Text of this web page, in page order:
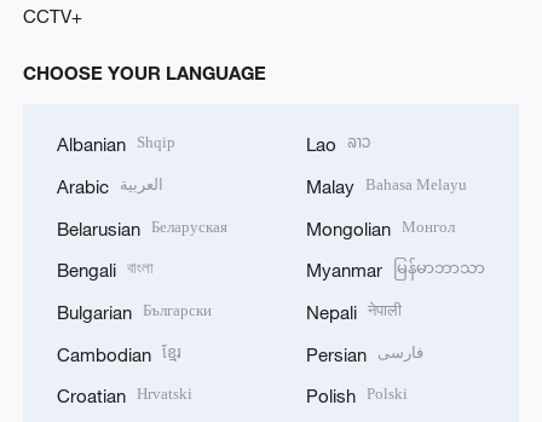
CCTV+
CHOOSE YOUR LANGUAGE
Albanian Shqip
Arabic العربية
Belarusian Беларуская
Bengali বাংলা
Bulgarian Български
Cambodian ខ្មែរ
Croatian Hrvatski
Lao ລາວ
Malay Bahasa Melayu
Mongolian Монгол
Myanmar မြန်မာဘာသာ
Nepali नेपाली
Persian فارسی
Polish Polski